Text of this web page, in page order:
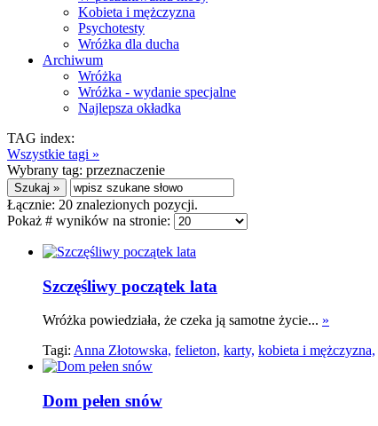
Kobieta i mężczyzna
Psychotesty
Wróżka dla ducha
Archiwum
Wróżka
Wróżka - wydanie specjalne
Najlepsza okładka
TAG index:
Wszystkie tagi »
Wybrany tag: przeznaczenie
Łącznie: 20 znalezionych pozycji.
Pokaż # wyników na stronie:
Szczęśliwy początek lata
Wróżka powiedziała, że czeka ją samotne życie... »
Tagi: Anna Złotowska, felieton, karty, kobieta i mężczyzna,
Dom pełen snów